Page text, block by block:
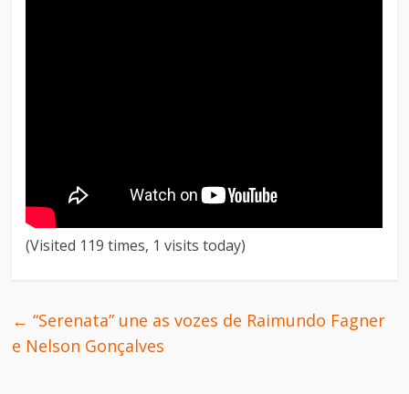
(Visited 119 times, 1 visits today)
← “Serenata” une as vozes de Raimundo Fagner
e Nelson Gonçalves